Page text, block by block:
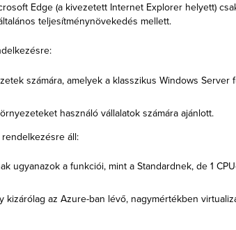
Edge (a kivezetett Internet Explorer helyett)
teljesítménynövekedés mellett.
számára, amelyek a klasszikus Windows Server
használó vállalatok számára ajánlott.
áll:
ugyanazok a funkciói, mint a Standardnek, de 1
kizárólag az Azure-ban lévő, nagymértékben